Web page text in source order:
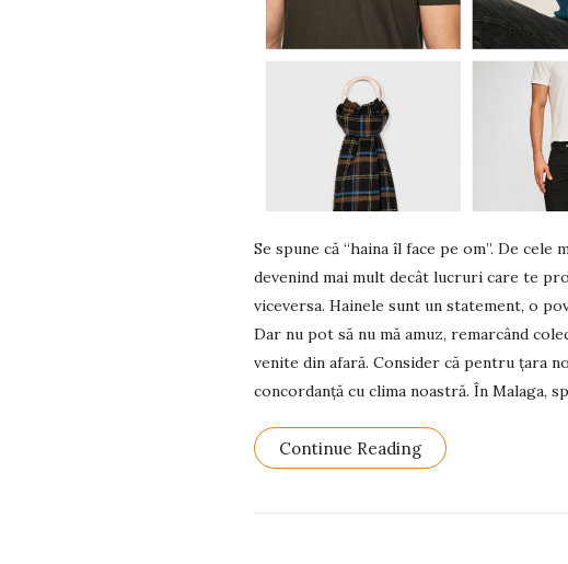
Se spune că “haina îl face pe om”. De
devenind mai mult decât lucruri care te
viceversa. Hainele sunt un statement, o
Dar nu pot să nu mă amuz, remarcând
venite din afară. Consider că pentru țara
concordanță cu clima noastră. În Malaga,
Continue Reading